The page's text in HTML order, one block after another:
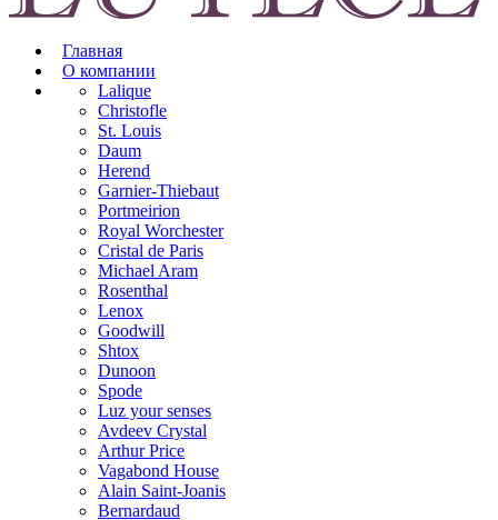
Главная
О компании
Lalique
Christofle
St. Louis
Daum
Herend
Garnier-Thiebaut
Portmeirion
Royal Worchester
Cristal de Paris
Michael Aram
Rosenthal
Lenox
Goodwill
Shtox
Dunoon
Spode
Luz your senses
Avdeev Crystal
Arthur Price
Vagabond House
Alain Saint-Joanis
Bernardaud